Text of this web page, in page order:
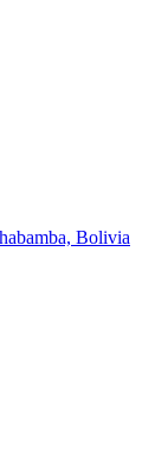
Bolivia